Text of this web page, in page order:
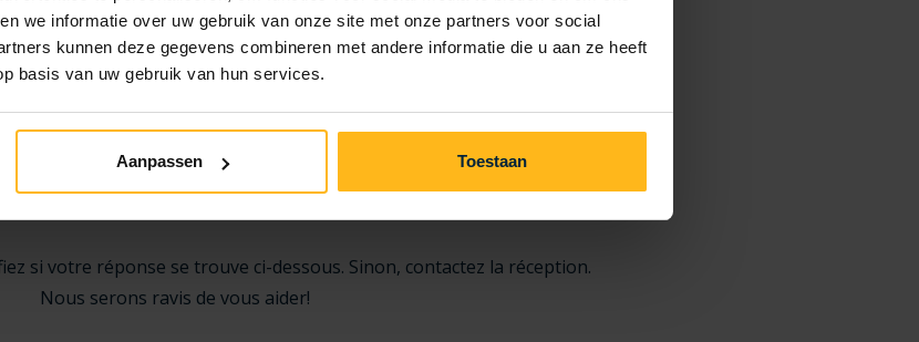
we informatie over uw gebruik van onze site met onze partners voor social
kunnen deze gegevens combineren met andere informatie die u aan ze heeft
basis van uw gebruik van hun services.
Aanpassen Toestaan
sur terrain de tennis
si votre réponse se trouve ci-dessous. Sinon, contactez la réception.
Nous serons ravis de vous aider!